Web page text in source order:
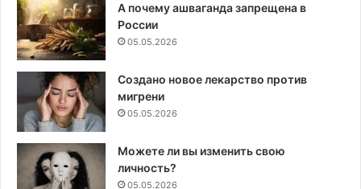
А почему ашваганда запрещена в
России
05.05.2026
Создано новое лекарство против
мигрени
05.05.2026
Можете ли вы изменить свою
личность?
05.05.2026